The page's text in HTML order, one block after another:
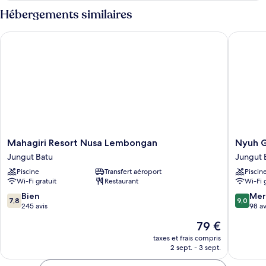
Chambre
Familiale,
piscine
type
de
chambre
Chambre
Hébergements similaires
Mahagiri
Resort
Nusa
Lembongan
Jungut
Batu
Mahagiri Resort Nusa Lembongan
Jungut Batu
Piscine
Transfert aéroport
Wi-Fi gratuit
Restaurant
7.8
sur
7,8 Bien
245 avis
Le
nouveau
prix
79 €
taxes et frais compris
2 sept. - 3 sept.
Mahagiri Resort Nusa Lembongan
Nyuh
Gading
Home
Stay
Jungut
Batu
Nyuh
Jungut
Wi-Fi
9.0
sur
9,0
98
Nyuh